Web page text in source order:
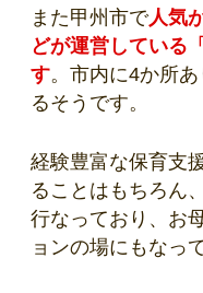
また甲州市で人気
どが運営している
す。市内に4か所
るそうです。
経験豊富な保育支
ることはもちろん
行なっており、お
ョンの場にもなっ